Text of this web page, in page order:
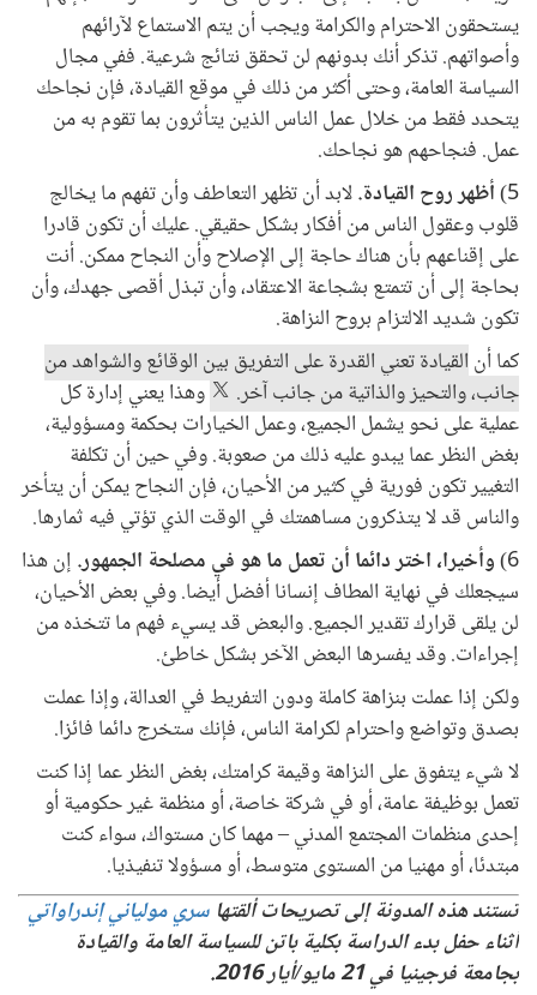
يستحقون الاحترام والكرامة ويجب أن يتم الاستماع لآرائهم
وأصواتهم. تذكر أنك بدونهم لن تحقق نتائج شرعية. ففي مجال
السياسة العامة، وحتى أكثر من ذلك في موقع القيادة، فإن نجاحك
يتحدد فقط من خلال عمل الناس الذين يتأثرون بما تقوم به من
عمل. فنجاحهم هو نجاحك.
5) أظهر روح القيادة.لابد أن تظهر التعاطف وأن تفهم ما يخالج
قلوب وعقول الناس من أفكار بشكل حقيقي. عليك أن تكون قادرا
على إقناعهم بأن هناك حاجة إلى الإصلاح وأن النجاح ممكن. أنت
بحاجة إلى أن تتمتع بشجاعة الاعتقاد، وأن تبذل أقصى جهدك، وأن
تكون شديد الالتزام بروح النزاهة.
كما أن القيادة تعني القدرة على التفريق بين الوقائع والشواهد من
جانب، والتحيز والذاتية من جانب آخر.
وهذا يعني إدارة كل
عملية على نحو يشمل الجميع، وعمل الخيارات بحكمة ومسؤولية،
بغض النظر عما يبدو عليه ذلك من صعوبة. وفي حين أن تكلفة
التغيير تكون فورية في كثير من الأحيان، فإن النجاح يمكن أن يتأخر
والناس قد لا يتذكرون مساهمتك في الوقت الذي تؤتي فيه ثمارها.
6) وأخيرا، اختر دائما أن تعمل ما هو في مصلحة الجمهور. إن هذا
سيجعلك في نهاية المطاف إنسانا أفضل أيضا. وفي بعض الأحيان،
لن يلقى قرارك تقدير الجميع. والبعض قد يسيء فهم ما تتخذه من
إجراءات. وقد يفسرها البعض الآخر بشكل خاطئ.
ولكن إذا عملت بنزاهة كاملة ودون التفريط في العدالة، وإذا عملت
بصدق وتواضع واحترام لكرامة الناس، فإنك ستخرج دائما فائزا.
لا شيء يتفوق على النزاهة وقيمة كرامتك، بغض النظر عما إذا كنت
تعمل بوظيفة عامة، أو في شركة خاصة، أو منظمة غير حكومية أو
إحدى منظمات المجتمع المدني – مهما كان مستواك، سواء كنت
مبتدئا، أو مهنيا من المستوى متوسط، أو مسؤولا تنفيذيا.
تستند هذه المدونة إلى تصريحات ألقتها سري مولياني إندراواتي
أثناء حفل بدء الدراسة بكلية باتن للسياسة العامة والقيادة
بجامعة فرجينيا في 21 مايو/أيار 2016.